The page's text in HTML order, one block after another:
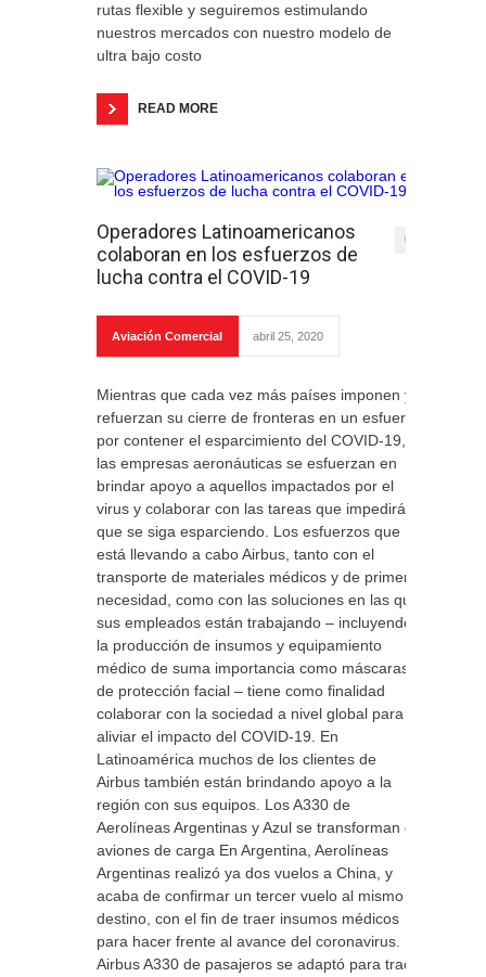
rutas flexible y seguiremos estimulando
nuestros mercados con nuestro modelo de
ultra bajo costo
READ MORE
Operadores Latinoamericanos
colaboran en los esfuerzos de
lucha contra el COVID-19
0
Aviación Comercial abril 25, 2020
Mientras que cada vez más países imponen y
refuerzan su cierre de fronteras en un esfuerzo
por contener el esparcimiento del COVID-19,
las empresas aeronáuticas se esfuerzan en
brindar apoyo a aquellos impactados por el
virus y colaborar con las tareas que impedirán
que se siga esparciendo. Los esfuerzos que
está llevando a cabo Airbus, tanto con el
transporte de materiales médicos y de primera
necesidad, como con las soluciones en las que
sus empleados están trabajando – incluyendo
la producción de insumos y equipamiento
médico de suma importancia como máscaras
de protección facial – tiene como finalidad
colaborar con la sociedad a nivel global para
aliviar el impacto del COVID-19. En
Latinoamérica muchos de los clientes de
Airbus también están brindando apoyo a la
región con sus equipos. Los A330 de
Aerolíneas Argentinas y Azul se transforman en
aviones de carga En Argentina, Aerolíneas
Argentinas realizó ya dos vuelos a China, y
acaba de confirmar un tercer vuelo al mismo
destino, con el fin de traer insumos médicos
para hacer frente al avance del coronavirus. El
Airbus A330 de pasajeros se adaptó para traer